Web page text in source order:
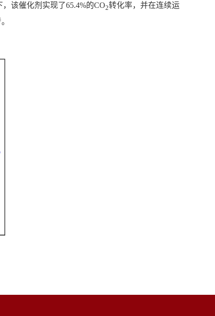
该催化剂实现了65.4%的CO2转化率，并在连续运